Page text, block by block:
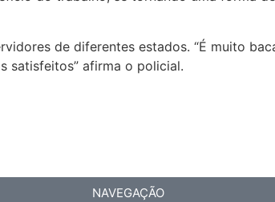
de diferentes estados. “É muito
satisfeitos” afirma o policial.
NAVEGAÇÃO